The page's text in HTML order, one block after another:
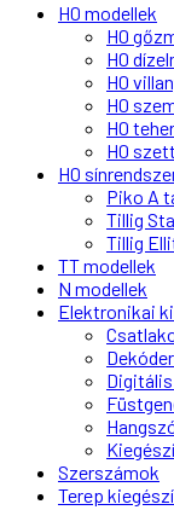
H0 modellek
H0
H0
H0
H0
H0
H0
H0
Piko A
Tillig
Tillig
TT modellek
N modellek
Elektronikai
Szerszámok
Terep